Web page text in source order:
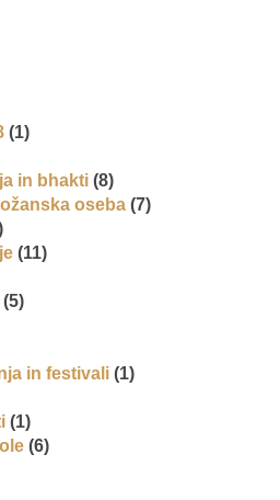
(1)
in bhakti (8)
oseba (7)
(11)
(5)
in festivali (1)
(1)
(6)